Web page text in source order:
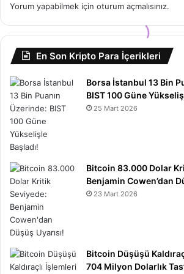
Yorum yapabilmek için oturum açmalısınız.
En Son Kripto Para İçerikleri
Borsa İstanbul 13 Bin
BIST 100 Güne
25 Mart 2026
Bitcoin 83.000 Dolar
Benjamin Cowen’dan
23 Mart 2026
Bitcoin Düşüşü
704 Milyon Dolarlık